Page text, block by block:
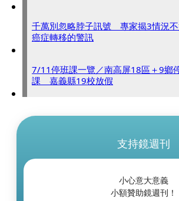
千萬別忽略脖子訊號 專家揭3情況不
癌症轉移的警訊
7/11停班課一覽／南高屏18區＋9鄉
課 嘉義縣19校放假
支持鏡週刊
小心意大意義
小額贊助鏡週刊！